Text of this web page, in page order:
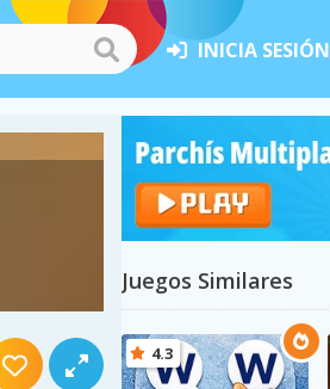
INICIA SESIÓN
Juegos Similares
4.3